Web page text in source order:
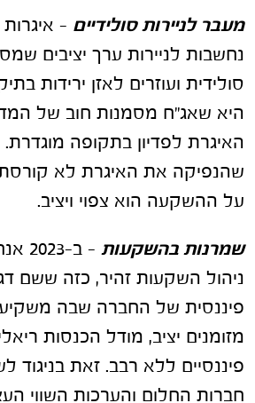
מעבר לניירות סולידיים –
נחשבות לניירות ערך יציבים
סולידית ועוזרים לאזן ירידות
היא שאג"ח מסמנות חוב של
האיגרת לפדיון בתקופה
שהנפיקה את האיגרת לא
על ההשקעה הוא צפוי ויציב.
שמרנות בהשקעות
– ב-
ניהול השקעות זהיר, כזה ששם
פיננסית של החברה שבה
מזומנים יציב, מודל הכנסות
פיננסיים ללא רבב. זאת בניגוד
חברות החלום והערכות השווי